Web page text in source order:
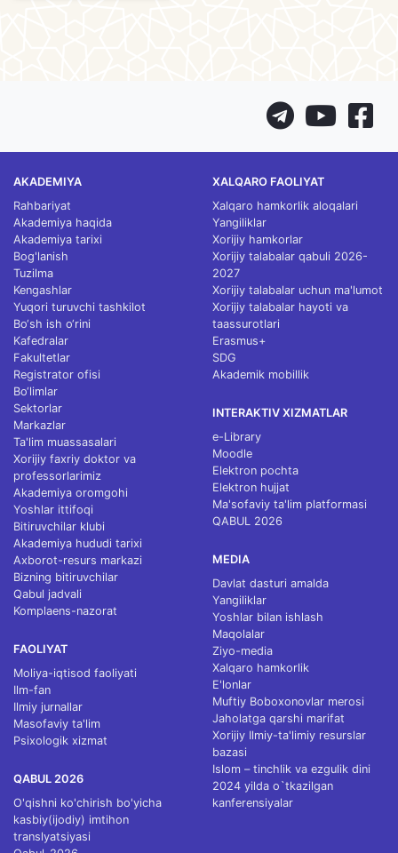
AKADEMIYA
Rahbariyat
Akademiya haqida
Akademiya tarixi
Bog'lanish
Tuzilma
Kengashlar
Yuqori turuvchi tashkilot
Bo‘sh ish o‘rini
Kafedralar
Fakultetlar
Registrator ofisi
Bo‘limlar
Sektorlar
Markazlar
Ta'lim muassasalari
Xorijiy faxriy doktor va
professorlarimiz
Akademiya oromgohi
Yoshlar ittifoqi
Bitiruvchilar klubi
Akademiya hududi tarixi
Axborot-resurs markazi
Bizning bitiruvchilar
Qabul jadvali
Komplaens-nazorat
FAOLIYAT
Moliya-iqtisod faoliyati
Ilm-fan
Ilmiy jurnallar
Masofaviy ta'lim
Psixologik xizmat
QABUL 2026
O'qishni ko'chirish bo'yicha
kasbiy(ijodiy) imtihon
translyatsiyasi
XALQARO FAOLIYAT
Xalqaro hamkorlik aloqalari
Yangiliklar
Xorijiy hamkorlar
Xorijiy talabalar qabuli 2026-
2027
Xorijiy talabalar uchun ma'lumot
Xorijiy talabalar hayoti va
taassurotlari
Erasmus+
SDG
Akademik mobillik
INTERAKTIV XIZMATLAR
e-Library
Moodle
Elektron pochta
Elektron hujjat
Ma'sofaviy ta'lim platformasi
QABUL 2026
MEDIA
Davlat dasturi amalda
Yangiliklar
Yoshlar bilan ishlash
Maqolalar
Ziyo-media
Xalqaro hamkorlik
E'lonlar
Muftiy Boboxonovlar merosi
Jaholatga qarshi marifat
Xorijiy Ilmiy-ta'limiy resurslar
bazasi
Islom – tinchlik va ezgulik dini
2024 yilda o`tkazilgan
kanferensiyalar